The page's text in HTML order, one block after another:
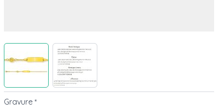
View larger imageView larger image
Gravure *